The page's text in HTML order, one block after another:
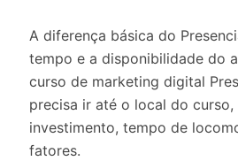
A diferença básica do
tempo e a disponibilidade do
curso de marketing digital
precisa ir até o local do curso,
investimento, tempo de
fatores.